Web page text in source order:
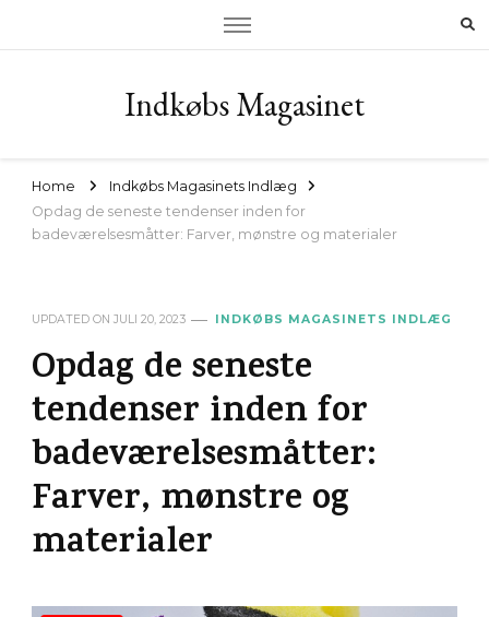
Indkøbs Magasinet
Home
Indkøbs Magasinets Indlæg
Opdag de seneste tendenser inden for
badeværelsesmåtter: Farver, mønstre og materialer
UPDATED ON JULI 20, 2023 INDKØBS MAGASINETS INDLÆG
Opdag de seneste
tendenser inden for
badeværelsesmåtter:
Farver, mønstre og
materialer